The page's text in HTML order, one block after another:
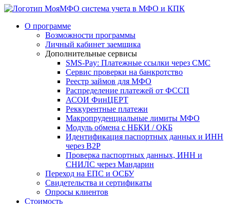
система учета в МФО и КПК
О программе
Возможности программы
Личный кабинет заемщика
Дополнительные сервисы
SMS-Pay: Платежные ссылки через СМС
Сервис проверки на банкротство
Реестр займов для МФО
Распределение платежей от ФССП
АСОИ ФинЦЕРТ
Реккурентные платежи
Макропруденциальные лимиты МФО
Модуль обмена с НБКИ / ОКБ
Идентификация паспортных данных и ИНН
через B2P
Проверка паспортных данных, ИНН и
СНИЛС через Мандарин
Переход на ЕПС и ОСБУ
Свидетельства и сертификаты
Опросы клиентов
Стоимость